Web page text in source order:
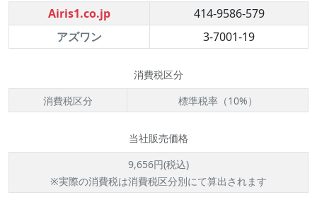
Airis1.co.jp
414-9586-579
アズワン
3-7001-19
消費税区分
消費税区分
標準税率（10%）
当社販売価格
9,656円(税込)
※実際の消費税は消費税区分別にて算出されます